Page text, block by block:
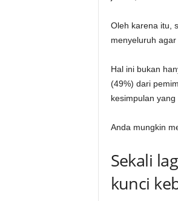
Oleh karena itu,
menyeluruh agar
Hal ini bukan
(49%) dari
kesimpulan
Anda mungkin
Sekali
kunci